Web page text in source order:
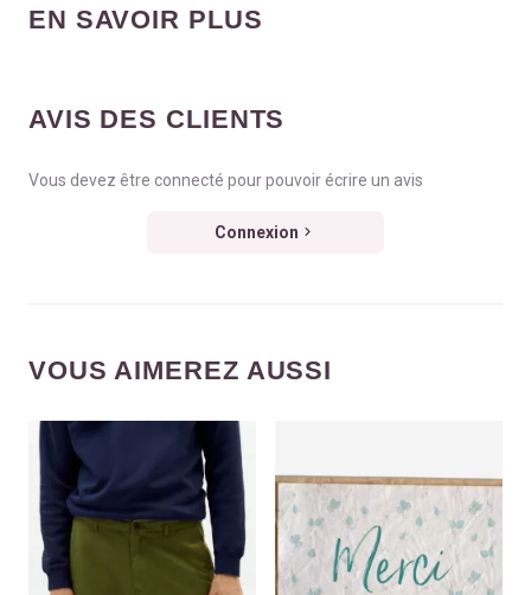
EN SAVOIR PLUS
AVIS DES CLIENTS
Vous devez être connecté pour pouvoir écrire un avis
Connexion
VOUS AIMEREZ AUSSI